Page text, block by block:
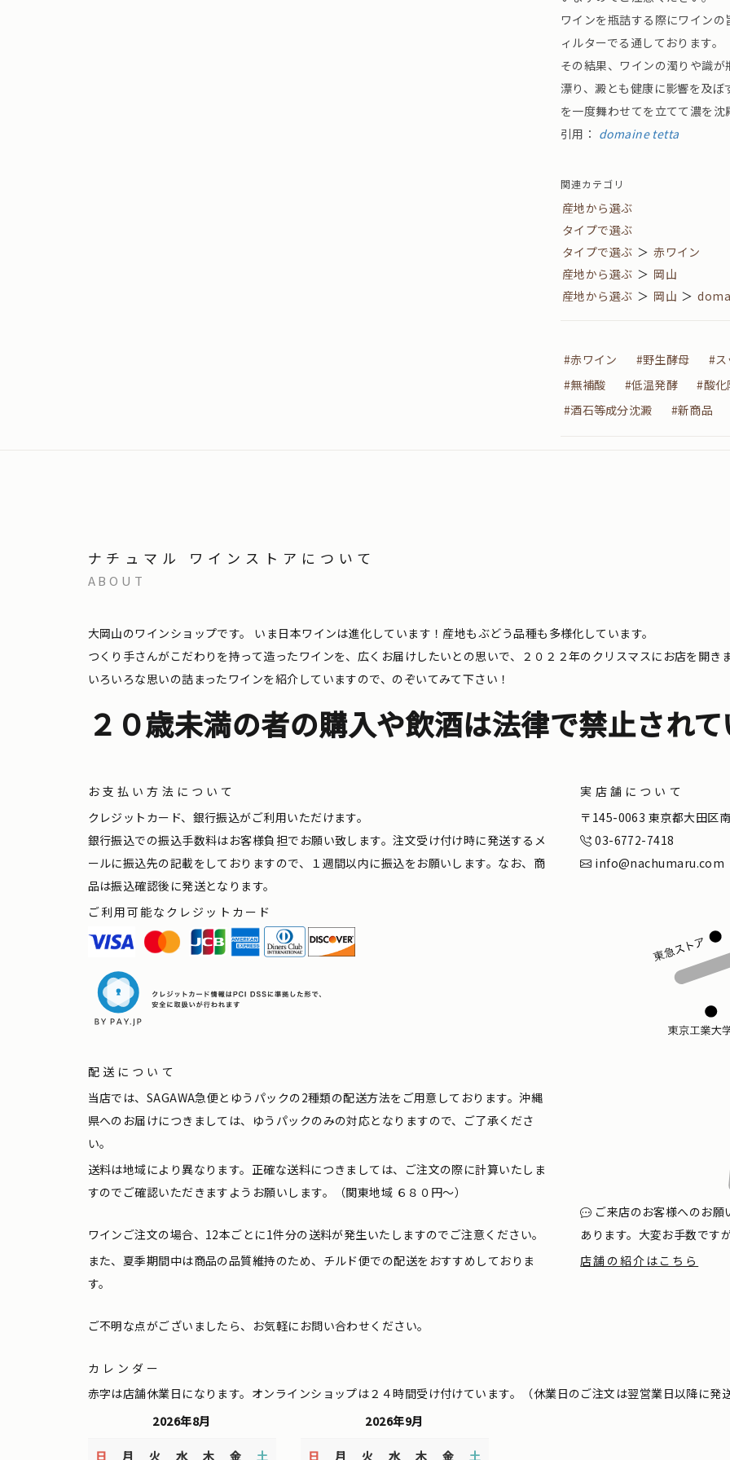
ワインを瓶詰する際にワイン
ィルターでる通しております。
その結果、ワインの濁りや識
漂り、澱とも健康に影響を及
を一度舞わせてを立てて濃を
引用： domaine tetta
関連カテゴリ
産地から選ぶ
タイプで選ぶ
タイプで選ぶ ＞ 赤ワイン
産地から選ぶ ＞ 岡山
産地から選ぶ ＞ 岡山 ＞
#赤ワイン #野生酵母
#ス
#無補酸
#低温発酵
#酸化
#酒石等成分沈澱
#新商品
ナチュマル ワインストアについて
ABOUT
大岡山のワインショップです。
いま日本ワインは進化しています！産地もぶどう品種も多様化しています。
つくり手さんがこだわりを持って造ったワインを、広くお届けしたいとの思いで、２０２２年のクリスマスにお店を開き
いろいろな思いの詰まったワインを紹介していますので、のぞいてみて下さい！
２０歳未満の者の購入や飲酒は法律で禁止され
お支払い方法について
クレジットカード、銀行振込がご利用いただけます。
銀行振込での振込手数料はお客様負担でお願い致します。注文受け付け時に発送するメ
ールに振込先の記載をしておりますので、１週間以内に振込をお願いします。なお、商
品は振込確認後に発送となります。
ご利用可能なクレジットカード
配送について
当店では、SAGAWA急便とゆうパックの2種類の配送方法をご用意しております。沖縄
県へのお届けにつきましては、ゆうパックのみの対応となりますので、ご了承くださ
い。
送料は地域により異なります。正確な送料につきましては、ご注文の際に計算いたしま
すのでご確認いただきますようお願いします。（関東地域 ６８０円〜）
ワインご注文の場合、12本ごとに1件分の送料が発生いたしますのでご注意ください。
また、夏季期間中は商品の品質維持のため、チルド便での配送をおすすめしておりま
す。
ご不明な点がございましたら、お気軽にお問い合わせください。
実店舗について
〒145-0063 東京都大田区
03-6772-7418
info@nachumaru.com
ご来店のお客様へのお
あります。大変お手数です
店舗の紹介はこちら
カレンダー
赤字は店舗休業日になります。オンラインショップは２４時間受け付けています。（休業日のご注文は翌営業日以降に発
2026年8月
日 月 火 水 木 金 土
2026年9月
日 月 火 水 木 金 土